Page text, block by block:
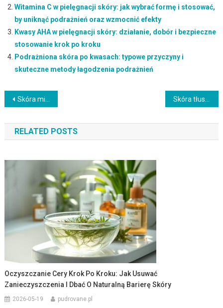
Witamina C w pielęgnacji skóry: jak wybrać formę i stosować,
by uniknąć podrażnień oraz wzmocnić efekty
Kwasy AHA w pielęgnacji skóry: działanie, dobór i bezpieczne
stosowanie krok po kroku
Podrażniona skóra po kwasach: typowe przyczyny i
skuteczne metody łagodzenia podrażnień
Nawigacja
wpisu
Skóra mieszana: jak rozpoznać cechy i uniknąć najczęstszych błędów pielęgnacyjnych
RELATED POSTS
Oczyszczanie Cery Krok Po Kroku: Jak Usuwać
Zanieczyszczenia I Dbać O Naturalną Barierę Skóry
2026-05-19 pudrovane.pl